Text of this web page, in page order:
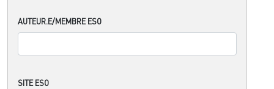
AUTEUR.E/MEMBRE ESO
SITE ESO